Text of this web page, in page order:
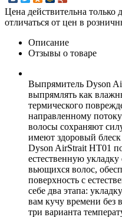
Цена действительна только
отличаться от цен в
Описание
Отзывы о товаре
Выпрямитель Dyson
выпрямлять как
термического
направленному
волосы сохраняют
имеют здоровый
Dyson AirStrait HT01
естественную
вьющихся волос,
поверхность с
себе два этапа:
вам кучу времени без
три варианта